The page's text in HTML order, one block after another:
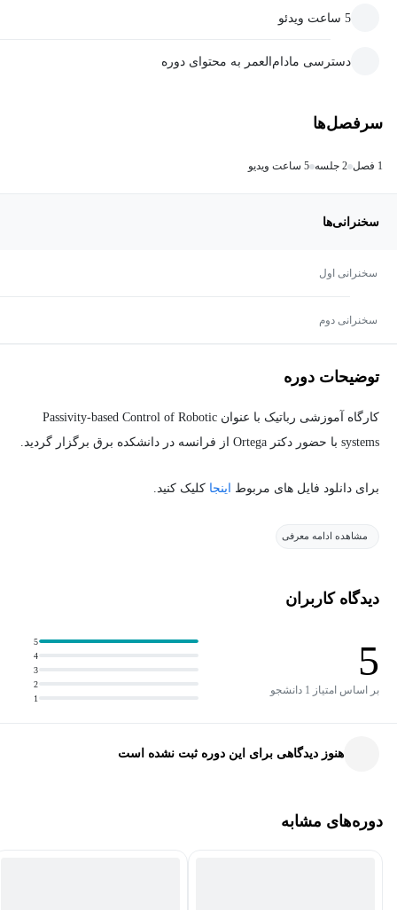
5 ساعت ویدئو
دسترسی مادام‌العمر به محتوای دوره
سرفصل‌ها
1 فصل 2 جلسه 5 ساعت ویدیو
سخنرانی‌ها
سخنرانی اول
سخنرانی دوم
توضیحات دوره
کارگاه آموزشی رباتیک با عنوان Passivity-based Control of Robotic
systems با حضور دکتر Ortega از فرانسه در دانشکده برق برگزار گردید.
برای دانلود فایل های مربوط اینجا کلیک کنید.
مشاهده ادامه معرفی
دیدگاه کاربران
5
بر اساس امتیاز 1 دانشجو
1
2
3
4
5
هنوز دیدگاهی برای این دوره ثبت نشده است
دوره‌های مشابه